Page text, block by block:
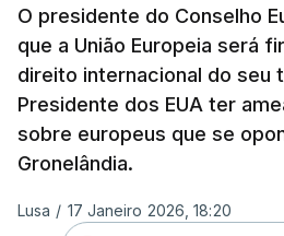
O presidente do Conselho
que a União Europeia será
direito internacional do seu
Presidente dos EUA ter
sobre europeus que se
Gronelândia.
Lusa / 17 Janeiro 2026, 18:20